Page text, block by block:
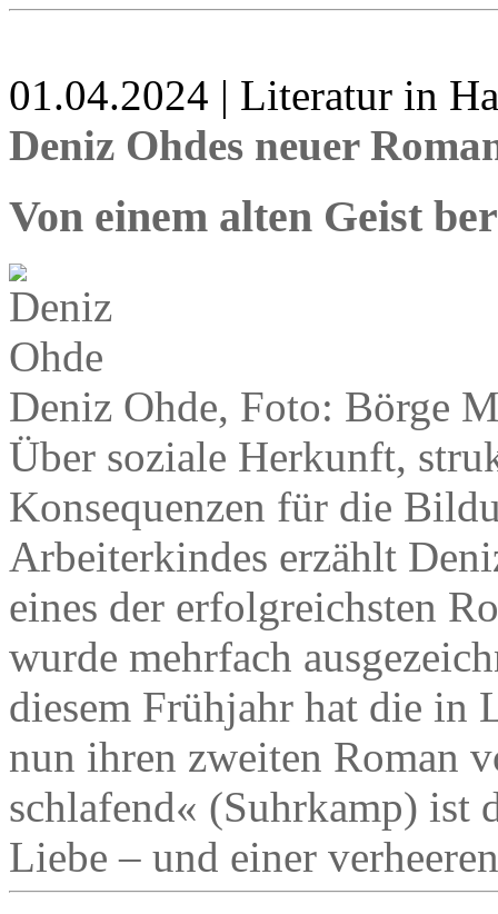
01.04.2024 | Literatur in
Deniz Ohdes neuer
Von einem alten Geist
Deniz Ohde, Foto: Börge
Über soziale Herkunft,
Konsequenzen für die
Arbeiterkindes erzählt
eines der erfolgreichsten
wurde mehrfach
diesem Frühjahr hat die in
nun ihren zweiten Roman
schlafend« (Suhrkamp) ist
Liebe – und einer